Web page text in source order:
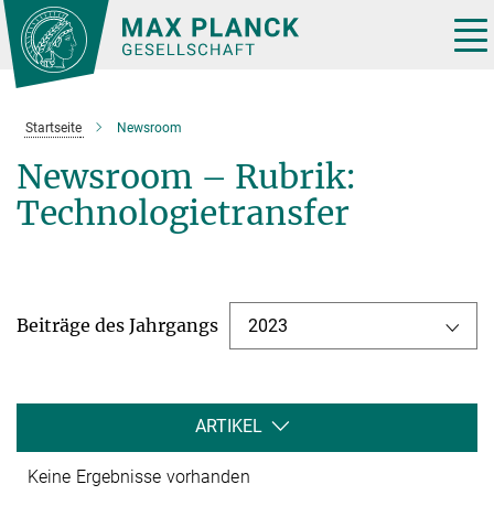
Hauptinhalt
Startseite Newsroom
Newsroom – Rubrik:
Technologietransfer
Beiträge des Jahrgangs 2023
ARTIKEL
Keine Ergebnisse vorhanden